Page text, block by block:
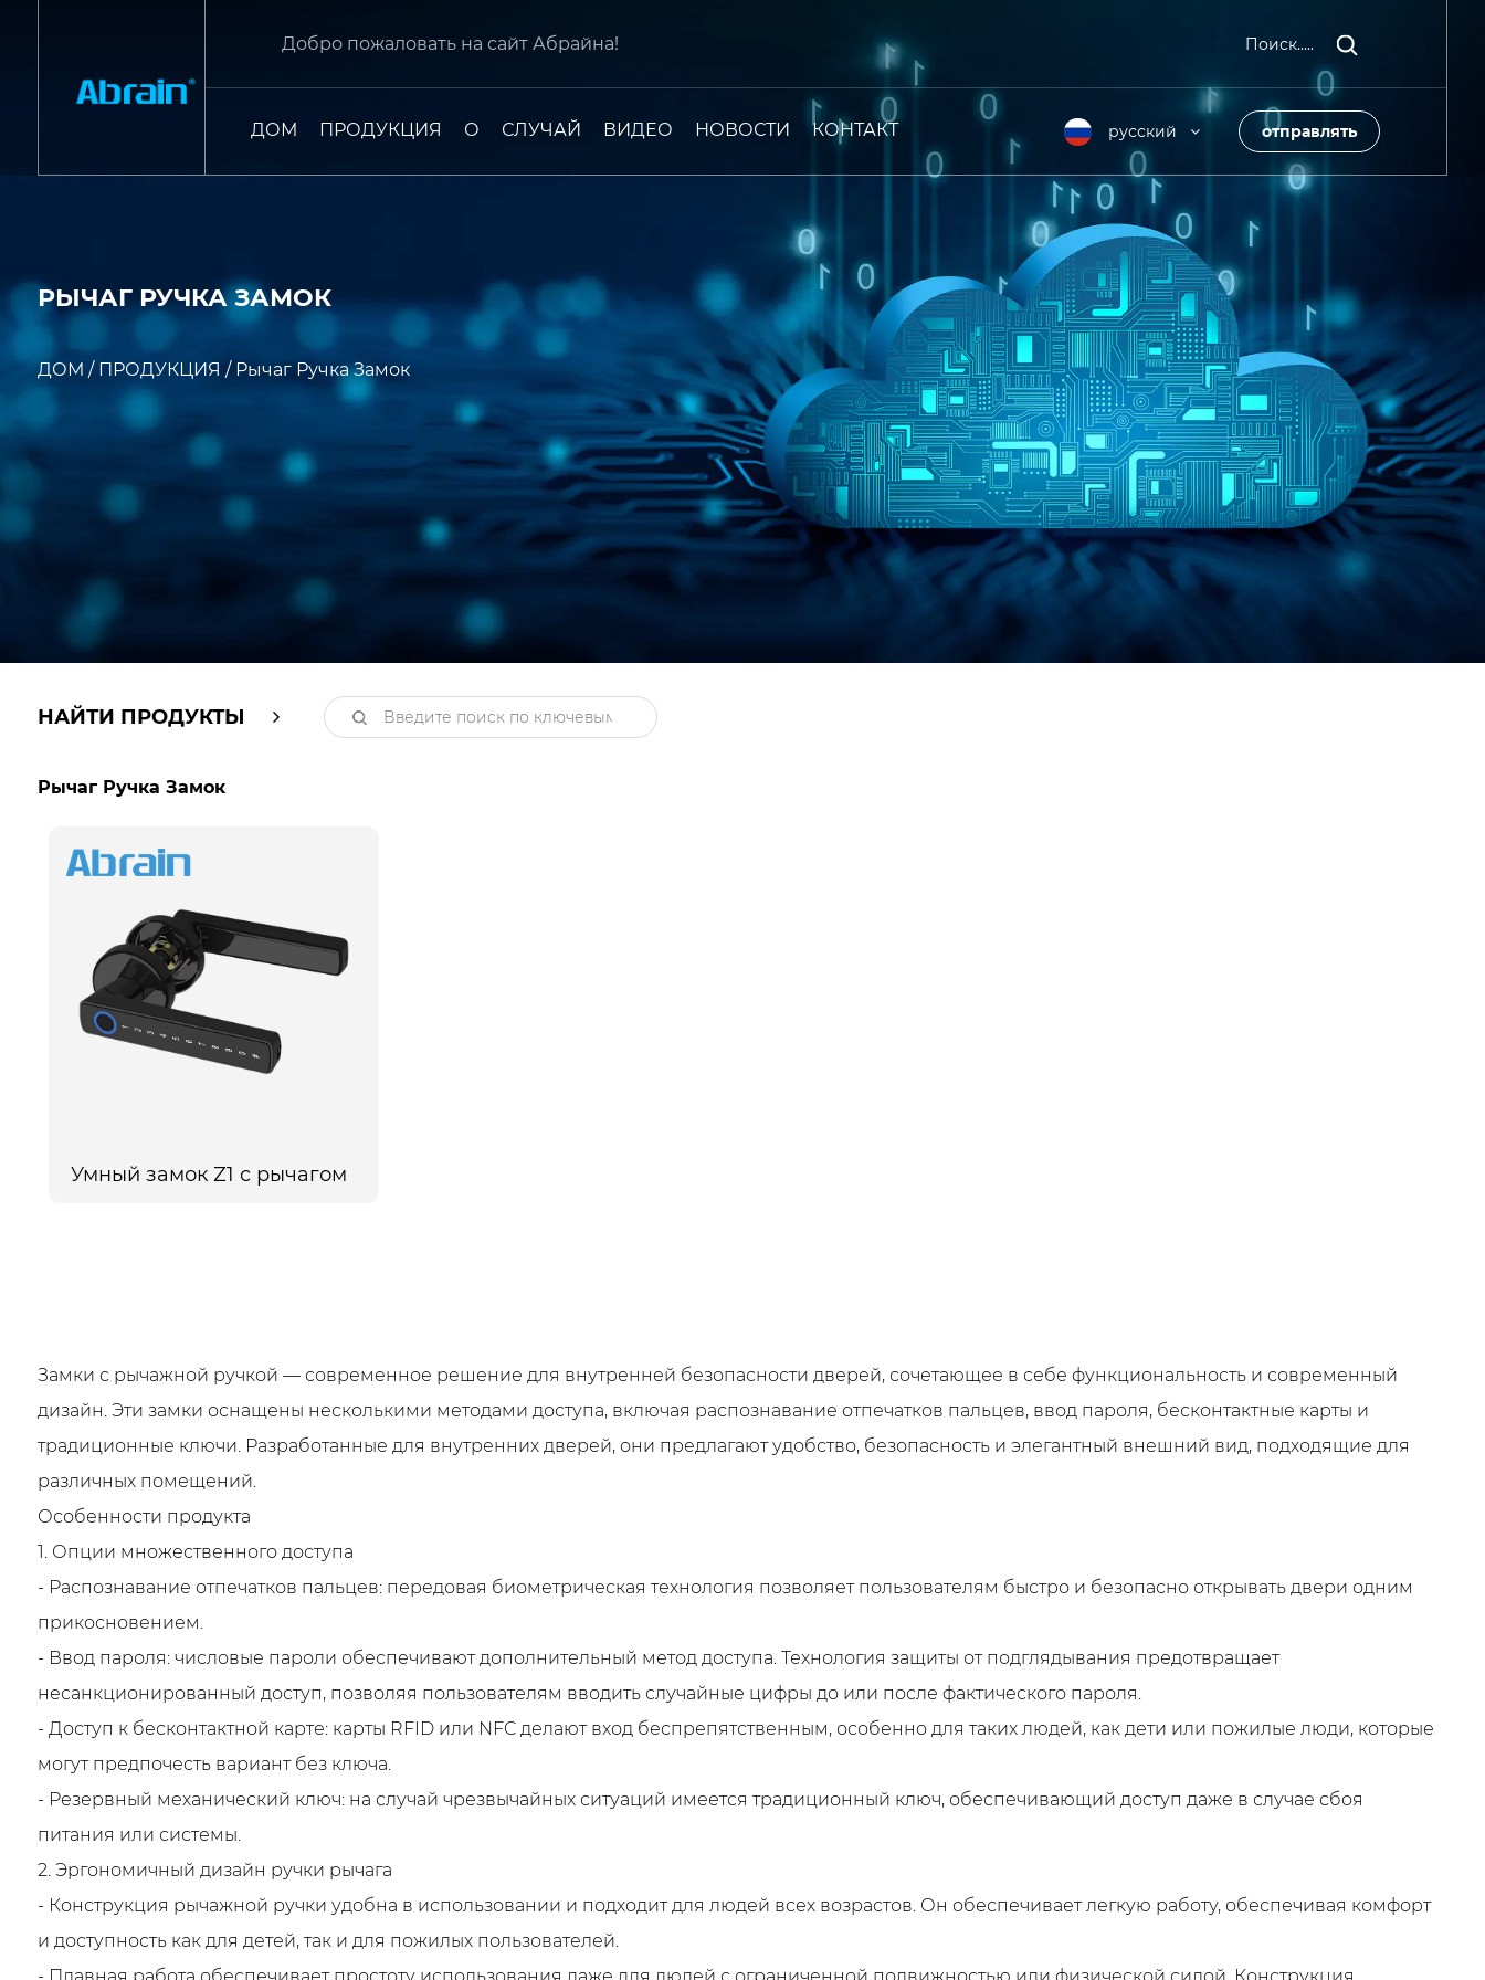
Добро пожаловать на сайт Абрайна! Поиск.....
ДОМ ПРОДУКЦИЯ О СЛУЧАЙ ВИДЕО НОВОСТИ КОНТАКТ русский отправлять
РЫЧАГ РУЧКА ЗАМОК
ДОМ / ПРОДУКЦИЯ / Рычаг Ручка Замок
НАЙТИ ПРОДУКТЫ
Рычаг Ручка Замок
Умный замок Z1 с рычагом
Замки с рычажной ручкой — современное решение для внутренней безопасности дверей, сочетающее в себе функциональность и современный
дизайн. Эти замки оснащены несколькими методами доступа, включая распознавание отпечатков пальцев, ввод пароля, бесконтактные карты и
традиционные ключи. Разработанные для внутренних дверей, они предлагают удобство, безопасность и элегантный внешний вид, подходящие для
различных помещений.
Особенности продукта
1. Опции множественного доступа
- Распознавание отпечатков пальцев: передовая биометрическая технология позволяет пользователям быстро и безопасно открывать двери одним
прикосновением.
- Ввод пароля: числовые пароли обеспечивают дополнительный метод доступа. Технология защиты от подглядывания предотвращает
несанкционированный доступ, позволяя пользователям вводить случайные цифры до или после фактического пароля.
- Доступ к бесконтактной карте: карты RFID или NFC делают вход беспрепятственным, особенно для таких людей, как дети или пожилые люди, которые
могут предпочесть вариант без ключа.
- Резервный механический ключ: на случай чрезвычайных ситуаций имеется традиционный ключ, обеспечивающий доступ даже в случае сбоя
питания или системы.
2. Эргономичный дизайн ручки рычага
- Конструкция рычажной ручки удобна в использовании и подходит для людей всех возрастов. Он обеспечивает легкую работу, обеспечивая комфорт
и доступность как для детей, так и для пожилых пользователей.